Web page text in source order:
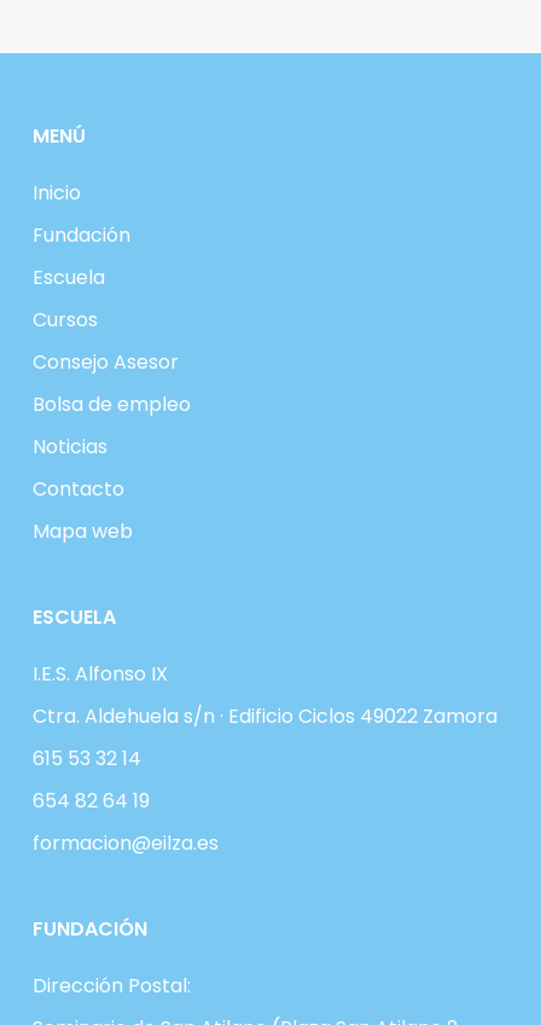
MENÚ
Inicio
Fundación
Escuela
Cursos
Consejo Asesor
Bolsa de empleo
Noticias
Contacto
Mapa web
ESCUELA
I.E.S. Alfonso IX
Ctra. Aldehuela s/n · Edificio Ciclos 49022 Zamora
615 53 32 14
654 82 64 19
formacion@eilza.es
FUNDACIÓN
Dirección Postal: